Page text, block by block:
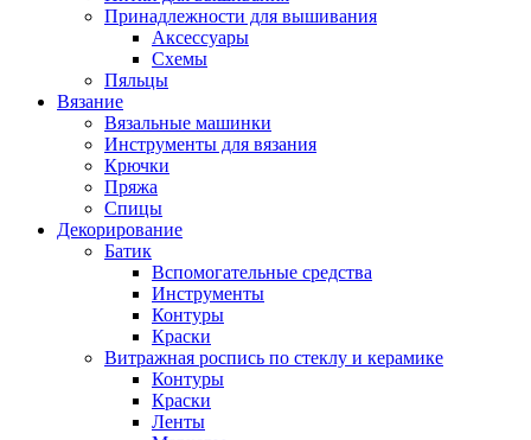
Принадлежности для вышивания
Аксессуары
Схемы
Пяльцы
Вязание
Вязальные машинки
Инструменты для вязания
Крючки
Пряжа
Спицы
Декорирование
Батик
Вспомогательные средства
Инструменты
Контуры
Краски
Витражная роспись по стеклу и керамике
Контуры
Краски
Ленты